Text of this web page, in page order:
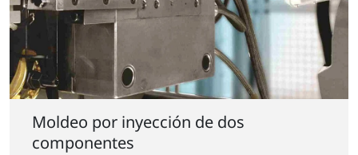
Moldeo por inyección de dos
componentes